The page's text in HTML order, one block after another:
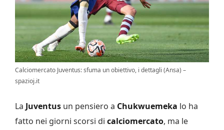
Calciomercato Juventus: sfuma un obiettivo, i dettagli (Ansa) –
spazioj.it
La Juventus un pensiero a Chukwuemeka lo ha
fatto nei giorni scorsi di calciomercato, ma le